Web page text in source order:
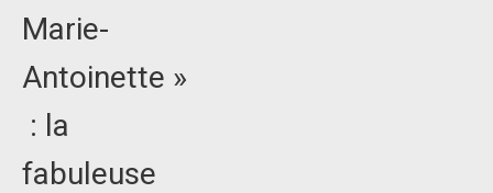
Marie-
Antoinette »
: la
fabuleuse